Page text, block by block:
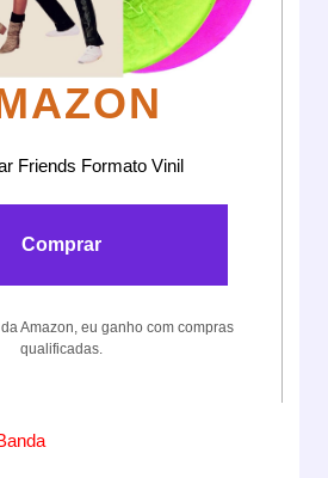
Friends Formato Vinil
Comprar
Amazon, eu ganho com compras
qualificadas.